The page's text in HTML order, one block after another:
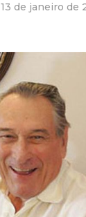
13 de janeiro de